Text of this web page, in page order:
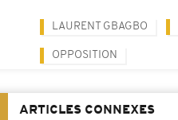
LAURENT GBAGBO
OPPOSITION
ARTICLES CONNEXES